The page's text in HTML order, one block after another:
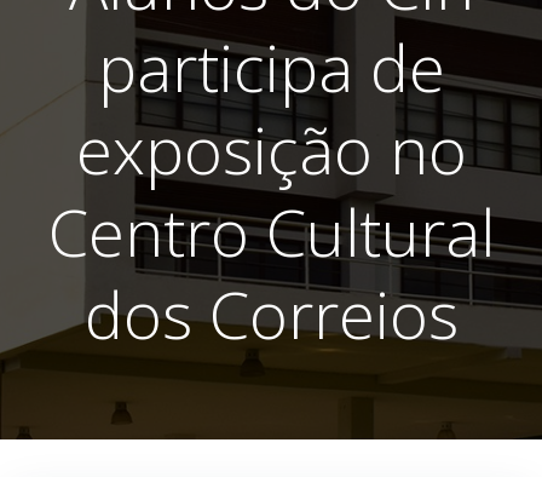
participa de
exposição no
Centro Cultural
dos Correios